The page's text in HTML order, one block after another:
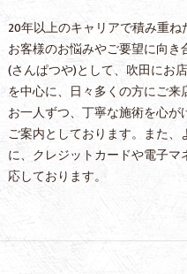
20年以上のキャリアで積み重ね
お客様のお悩みやご要望に向
(さんぱつや)として、吹田にお
を中心に、日々多くの方にご来
お一人ずつ、丁寧な施術を心
ご案内としております。また
に、クレジットカードや電子マ
応しております。